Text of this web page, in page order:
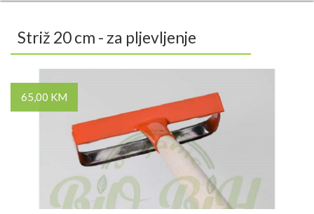
Striž 20 cm - za pljevljenje
65,00 KM